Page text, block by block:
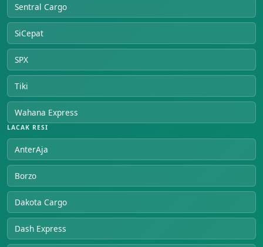
Sentral Cargo
SiCepat
SPX
Tiki
Wahana Express
LACAK RESI
AnterAja
Borzo
Dakota Cargo
Dash Express